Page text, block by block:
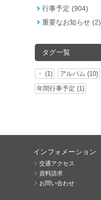
行事予定 (904)
重要なお知らせ (2)
タグ一覧
・ (1)
アルバム (10)
年間行事予定 (1)
インフォメーション
交通アクセス
資料請求
お問い合わせ